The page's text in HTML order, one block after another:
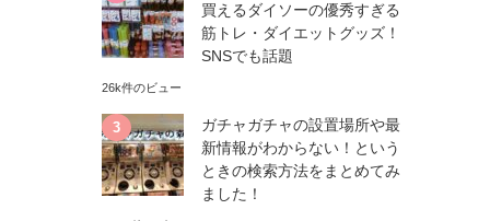
買えるダイソーの優秀すぎる
筋トレ・ダイエットグッズ！
SNSでも話題
26k件のビュー
ガチャガチャの設置場所や最
新情報がわからない！という
ときの検索方法をまとめてみ
ました！